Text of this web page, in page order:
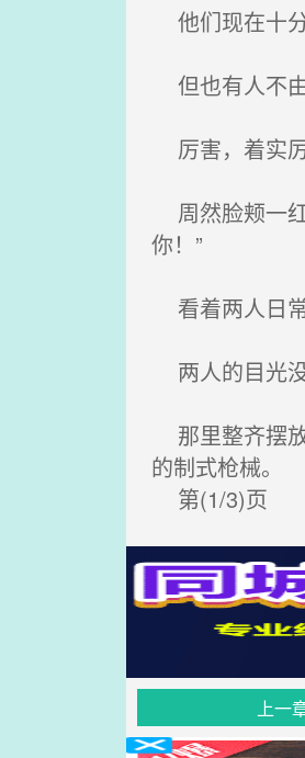
他们现在十
但也有人不
厉害，着实厉
周然脸颊一
你！”
看着两人日
两人的目光
那里整齐摆
的制式枪械。
第(1/3)页
上一